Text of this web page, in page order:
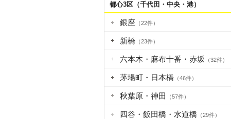
都心3区（千代田・中央・港）
銀座 （22件）
新橋 （23件）
六本木・麻布十番・赤坂 （32件）
茅場町・日本橋 （46件）
秋葉原・神田 （57件）
四谷・飯田橋・水道橋 （29件）